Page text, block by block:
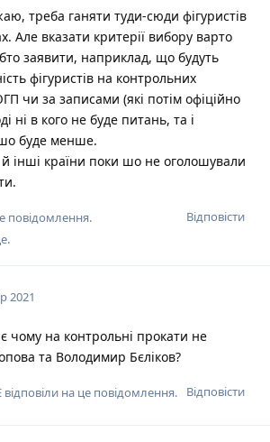
треба ганяти туди-сюди фігуристів
Але вказати критерії вибору варто
заявити, наприклад, що будуть
фігуристів на контрольних
чи за записами (які потім офіційно
ні в кого не буде питань, та і
буде менше.
й інші країни поки шо не оголошували
Відповісти
повідомлення.
.
2021
чому на контрольні прокати не
та Володимир Бєліков?
Відповісти
відповіли на це повідомлення.